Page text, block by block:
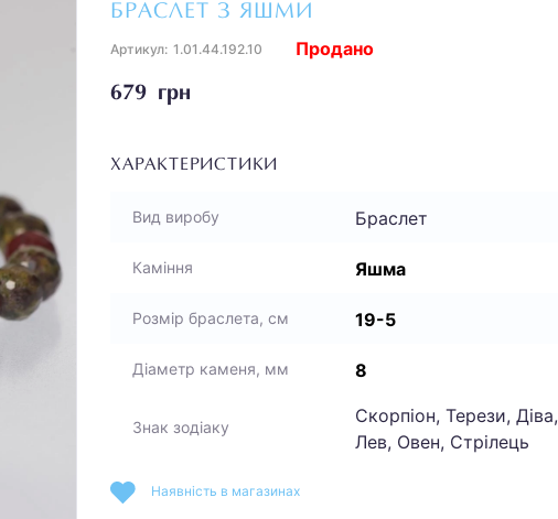
БРАСЛЕТ З ЯШМИ
Артикул: 1.01.44.192.10
679 грн
Продано
ХАРАКТЕРИСТИКИ
Вид виробу Браслет
Каміння Яшма
Розмір браслета, см 19-5
Діаметр каменя, мм 8
Знак зодіаку
Скорпіон, Терези, Діва,
Лев, Овен, Стрілець
Наявність в магазинах